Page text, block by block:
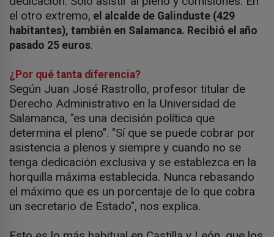
el otro extremo, el alcalde de Galinduste (429
habitantes), también en Salamanca. Recibió el año
pasado 25 euros.
¿Por qué tanta diferencia?
Según Juan José Rastrollo, profesor titular de
Derecho Administrativo en la Universidad de
Salamanca, "es una decisión política que
determina el pleno". "Sí que se puede cobrar por
asistencia a plenos y siempre y cuando no se
tenga dedicación exclusiva y se establezca en la
horquilla máxima establecida. Nunca rebasando
el máximo que es un porcentaje de lo que cobra
un secretario de Estado", nos explica.